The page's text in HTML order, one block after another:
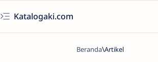
Katalogaki.com
Beranda Artikel